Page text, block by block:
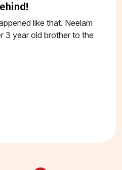
like that. Neelam
3 year old brother to the